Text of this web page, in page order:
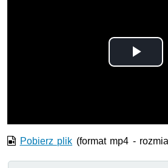
Pobierz plik (format mp4 -